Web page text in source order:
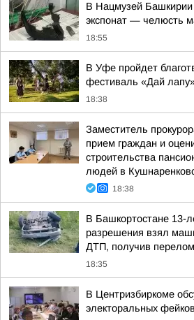
В Нацмузей
экспонат — челюсть
18:55
В Уфе пройдет
фестиваль «Дай
18:38
Заместитель
прием граждан и
строительства
людей в
18:38
В Башкортостане 13-
разрешения взял
ДТП, получив
18:35
В Центризбиркоме
электоральных фейков